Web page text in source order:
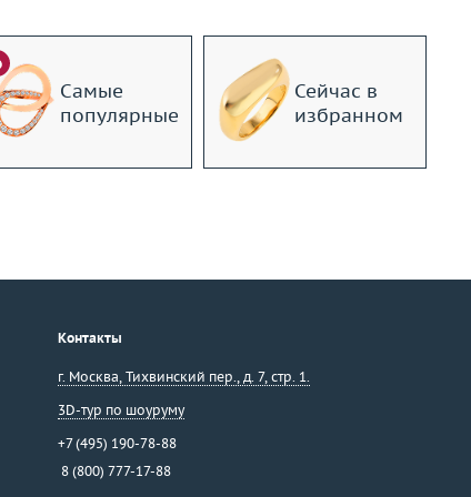
Самые
популярные
Сейчас в
избранном
Контакты
г. Москва, Тихвинский пер., д. 7, стр. 1.
3D-тур по шоуруму
+7 (495) 190-78-88
8 (800) 777-17-88